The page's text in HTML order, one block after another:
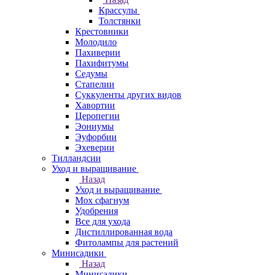
Крассулы
Толстянки
Крестовники
Молодило
Пахиверии
Пахифитумы
Седумы
Стапелии
Суккуленты других видов
Хавортии
Церопегии
Эониумы
Эуфорбии
Эхеверии
Тилландсии
Уход и выращивание
Назад
Уход и выращивание
Мох сфагнум
Удобрения
Все для ухода
Дистиллированная вода
Фитолампы для растений
Минисадики
Назад